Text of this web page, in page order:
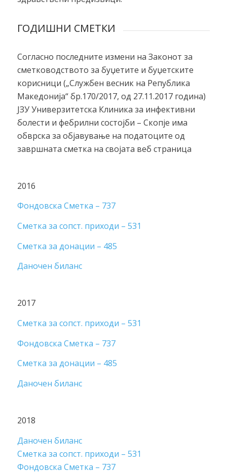
ГОДИШНИ СМЕТКИ
Согласно последните измени на Законот за
сметководството за буџетите и буџетските
корисници („Службен весник на Република
Македонија“ бр.170/2017, од 27.11.2017 година)
ЈЗУ Универзитетска Клиника за инфективни
болести и фебрилни состојби – Скопје има
обврска за објавување на податоците од
завршната сметка на својата веб страница
2016
Фондовска Сметка – 737
Сметка за сопст. приходи – 531
Сметка за донации – 485
Даночен биланс
2017
Сметка за сопст. приходи – 531
Фондовска Сметка – 737
Сметка за донации – 485
Даночен биланс
2018
Даночен биланс
Сметка за сопст. приходи – 531
Фондовска Сметка – 737